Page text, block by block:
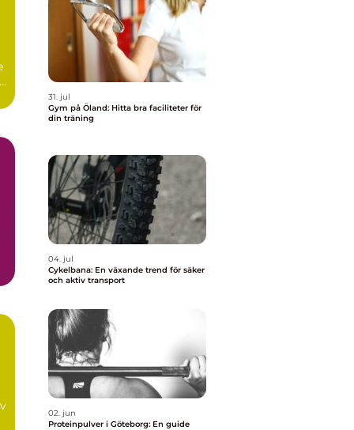
31. jul
Gym på Öland: Hitta bra faciliteter för
din träning
04. jul
Cykelbana: En växande trend för säker
och aktiv transport
02. jun
Proteinpulver i Göteborg: En guide